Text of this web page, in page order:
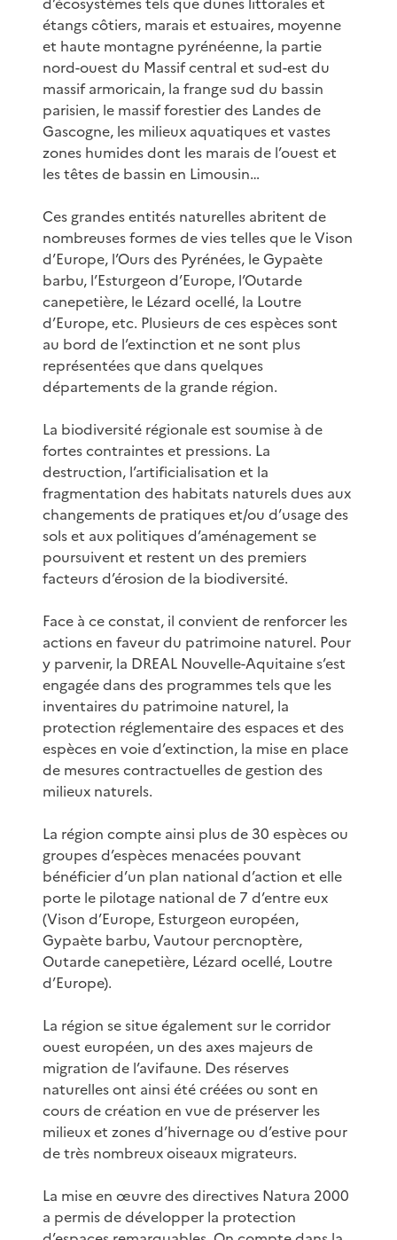
étangs côtiers, marais et estuaires, moyenne
et haute montagne pyrénéenne, la partie
nord-ouest du Massif central et sud-est du
massif armoricain, la frange sud du bassin
parisien, le massif forestier des Landes de
Gascogne, les milieux aquatiques et vastes
zones humides dont les marais de l’ouest et
les têtes de bassin en Limousin…
Ces grandes entités naturelles abritent de
nombreuses formes de vies telles que le Vison
d’Europe, l’Ours des Pyrénées, le Gypaète
barbu, l’Esturgeon d’Europe, l’Outarde
canepetière, le Lézard ocellé, la Loutre
d’Europe, etc. Plusieurs de ces espèces sont
au bord de l’extinction et ne sont plus
représentées que dans quelques
départements de la grande région.
La biodiversité régionale est soumise à de
fortes contraintes et pressions. La
destruction, l’artificialisation et la
fragmentation des habitats naturels dues aux
changements de pratiques et/ou d’usage des
sols et aux politiques d’aménagement se
poursuivent et restent un des premiers
facteurs d’érosion de la biodiversité.
Face à ce constat, il convient de renforcer les
actions en faveur du patrimoine naturel. Pour
y parvenir, la DREAL Nouvelle-Aquitaine s’est
engagée dans des programmes tels que les
inventaires du patrimoine naturel, la
protection réglementaire des espaces et des
espèces en voie d’extinction, la mise en place
de mesures contractuelles de gestion des
milieux naturels.
La région compte ainsi plus de 30 espèces ou
groupes d’espèces menacées pouvant
bénéficier d’un plan national d’action et elle
porte le pilotage national de 7 d’entre eux
(Vison d’Europe, Esturgeon européen,
Gypaète barbu, Vautour percnoptère,
Outarde canepetière, Lézard ocellé, Loutre
d’Europe).
La région se situe également sur le corridor
ouest européen, un des axes majeurs de
migration de l’avifaune. Des réserves
naturelles ont ainsi été créées ou sont en
cours de création en vue de préserver les
milieux et zones d’hivernage ou d’estive pour
de très nombreux oiseaux migrateurs.
La mise en œuvre des directives Natura 2000
a permis de développer la protection